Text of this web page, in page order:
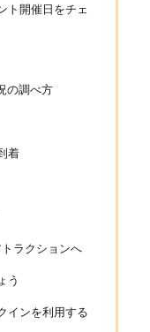
ト開催日をチェ
の調べ方
着
ラクションへ
う
インを利用する